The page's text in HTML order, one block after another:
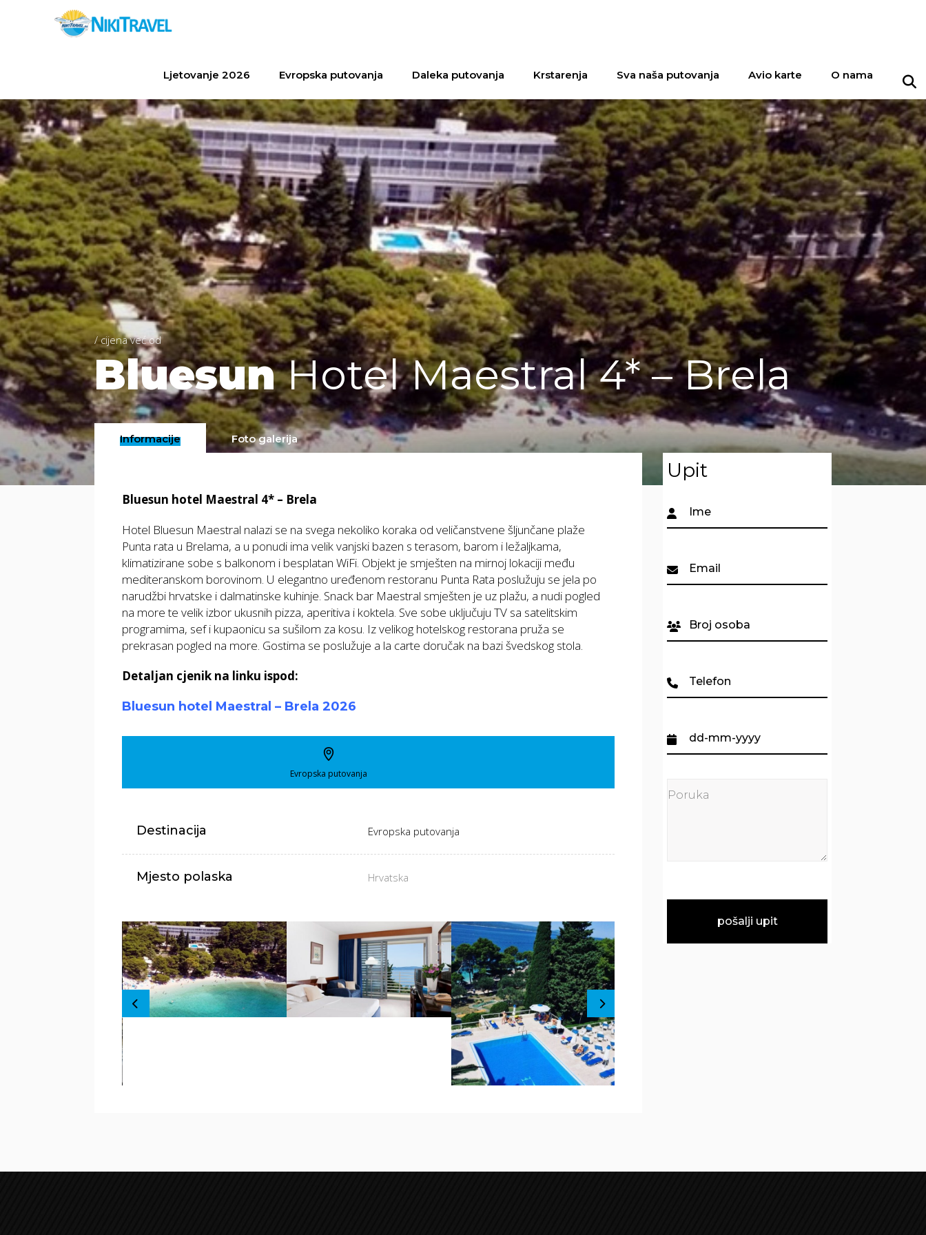
Ljetovanje 2026 Evropska putovanja Daleka putovanja Krstarenja Sva naša putovanja Avio karte O nama
/ cijena već od
BluesunHotel Maestral 4* – Brela
Informacije Foto galerija
Bluesun hotel Maestral 4* – Brela
Hotel Bluesun Maestral nalazi se na svega nekoliko koraka od veličanstvene šljunčane plaže
Punta rata u Brelama, a u ponudi ima velik vanjski bazen s terasom, barom i ležaljkama,
klimatizirane sobe s balkonom i besplatan WiFi. Objekt je smješten na mirnoj lokaciji među
mediteranskom borovinom. U elegantno uređenom restoranu Punta Rata poslužuju se jela po
narudžbi hrvatske i dalmatinske kuhinje. Snack bar Maestral smješten je uz plažu, a nudi pogled
na more te velik izbor ukusnih pizza, aperitiva i koktela. Sve sobe uključuju TV sa satelitskim
programima, sef i kupaonicu sa sušilom za kosu. Iz velikog hotelskog restorana pruža se
prekrasan pogled na more. Gostima se poslužuje a la carte doručak na bazi švedskog stola.
Detaljan cjenik na linku ispod:
Bluesun hotel Maestral – Brela 2026
Evropska putovanja
Destinacija Evropska putovanja
Mjesto polaska Hrvatska
Upit